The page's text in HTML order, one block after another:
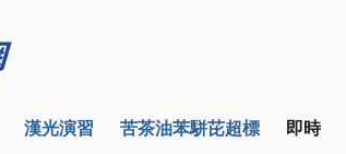
漢光演習 苦茶油苯駢芘超標 即時